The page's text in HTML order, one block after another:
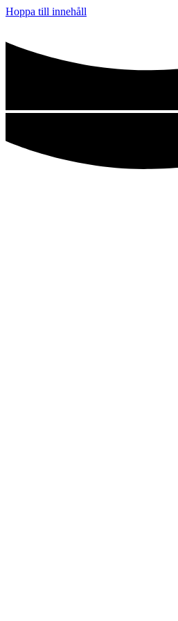
Hoppa till innehåll